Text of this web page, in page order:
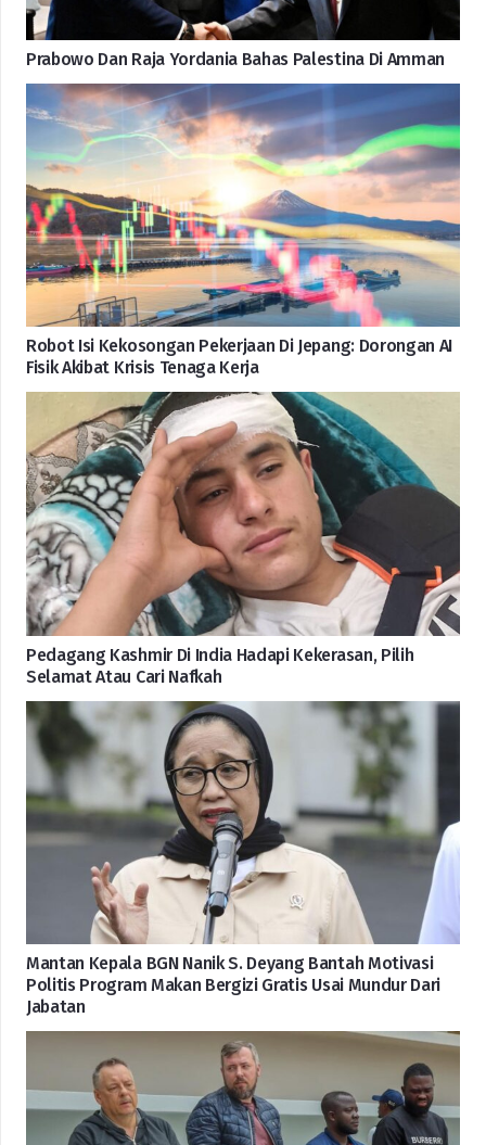
Prabowo Dan Raja Yordania Bahas Palestina Di Amman
Robot Isi Kekosongan Pekerjaan Di Jepang: Dorongan AI
Fisik Akibat Krisis Tenaga Kerja
Pedagang Kashmir Di India Hadapi Kekerasan, Pilih
Selamat Atau Cari Nafkah
Mantan Kepala BGN Nanik S. Deyang Bantah Motivasi
Politis Program Makan Bergizi Gratis Usai Mundur Dari
Jabatan